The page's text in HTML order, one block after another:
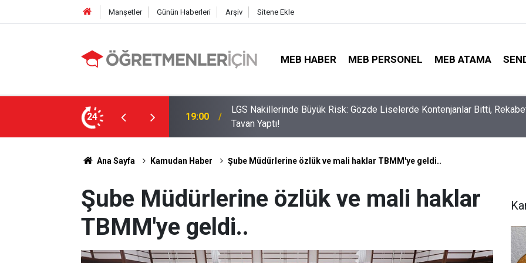
Manşetler Günün Haberleri Arşiv Sitene Ekle
MEB HABER MEB PERSONEL MEB ATAMA
24
Liselerde Kontenjanlar Bitti, Rekabet
09:05 İlçe Milli Eğitim Müdürü Ataması Yapıldı
Ana Sayfa Kamudan Haber Şube Müdürlerine özlük ve mali haklar TBMM'ye geldi..
Şube Müdürlerine özlük ve mali haklar
TBMM'ye geldi..